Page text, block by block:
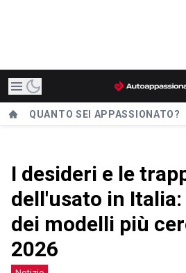
QUANTO SEI APPASSIONATO?
I desideri e le
dell'usato in Italia:
dei modelli più
2026